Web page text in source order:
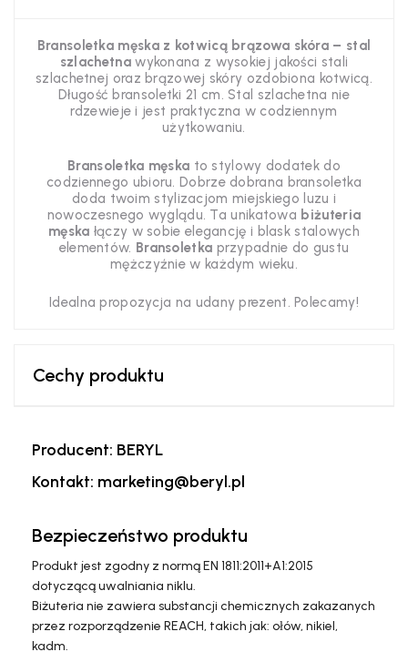
Bransoletka męska z kotwicą brązowa skóra – stal
szlachetnawykonana z wysokiej jakości stali
szlachetnej oraz brązowej skóry ozdobiona kotwicą.
Długość bransoletki 21 cm. Stal szlachetna nie
rdzewieje i jest praktyczna w codziennym
użytkowaniu.
Bransoletka męska to stylowy dodatek do
codziennego ubioru. Dobrze dobrana bransoletka
doda twoim stylizacjom miejskiego luzu i
nowoczesnego wyglądu. Ta unikatowa biżuteria
męska łączy w sobie elegancję i blask stalowych
elementów. Bransoletka przypadnie do gustu
mężczyźnie w każdym wieku.
Idealna propozycja na udany prezent. Polecamy!
Cechy produktu
Producent: BERYL
Kontakt: marketing@beryl.pl
Bezpieczeństwo produktu
Produkt jest zgodny z normą EN 1811:2011+A1:2015
dotyczącą uwalniania niklu.
Biżuteria nie zawiera substancji chemicznych zakazanych
przez rozporządzenie REACH, takich jak: ołów, nikiel,
kadm.